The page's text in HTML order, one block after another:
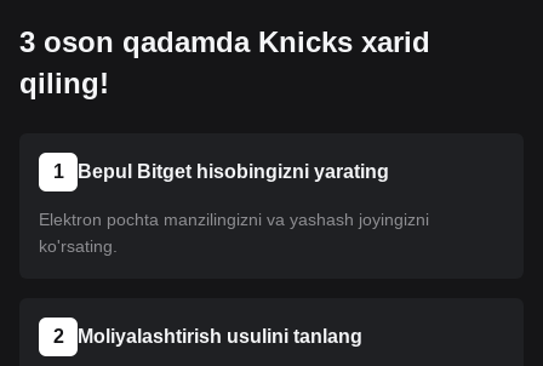
bo'lgach, uni sotib olish uchun bizning
o'quv qo'llanma Bitgetdagi barcha ro'yxatga olingan
3 oson qadamda Knicks xarid
qiling!
1 Bepul Bitget hisobingizni yarating
Elektron pochta manzilingizni va yashash joyingizni
ko'rsating.
2 Moliyalashtirish usulini tanlang